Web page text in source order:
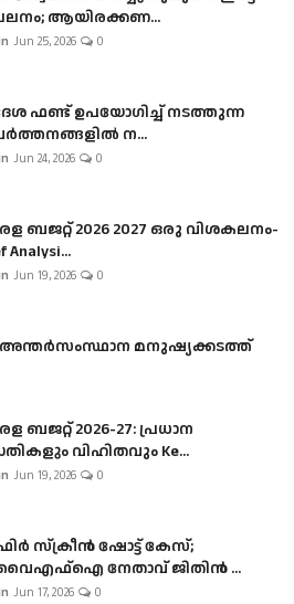
ആയിരക്കണ...
Jun 25, 2026 0
ഫണ്ട് ഉപയോഗിച്ച് നടത്തുന്ന
ന...
Jun 24, 2026 0
ബജറ്റ് 2026 2027 ഒരു വിശകലനം-
Analysi...
Jun 19, 2026 0
അന്തർസംസ്ഥാന മനുഷ്യക്കടത്ത്
ബജറ്റ് 2026-27: പ്രധാന
വിഹിതവും Ke...
Jun 19, 2026 0
സ്‌ക്രീൻ ഷോട്ട് കേസ്;
നേതാവ് ജിതിൻ ...
Jun 17, 2026 0